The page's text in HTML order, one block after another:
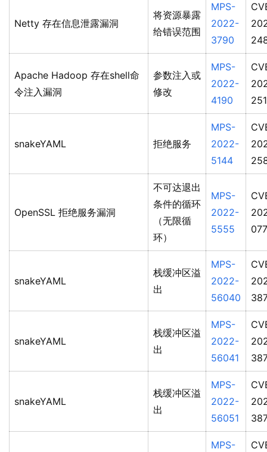
Netty 存在信息泄露漏洞
将资源暴露
给错误范围
MPS-
2022-
3790
Apache Hadoop 存在shell命
令注入漏洞
参数注入或
修改
MPS-
2022-
4190
snakeYAML 拒绝服务
MPS-
2022-
5144
OpenSSL 拒绝服务漏洞
不可达退出
条件的循环
（无限循
环）
MPS-
2022-
5555
snakeYAML
栈缓冲区溢
出
MPS-
2022-
56040
snakeYAML
栈缓冲区溢
出
MPS-
2022-
56041
snakeYAML
栈缓冲区溢
出
MPS-
2022-
56051
MPS-